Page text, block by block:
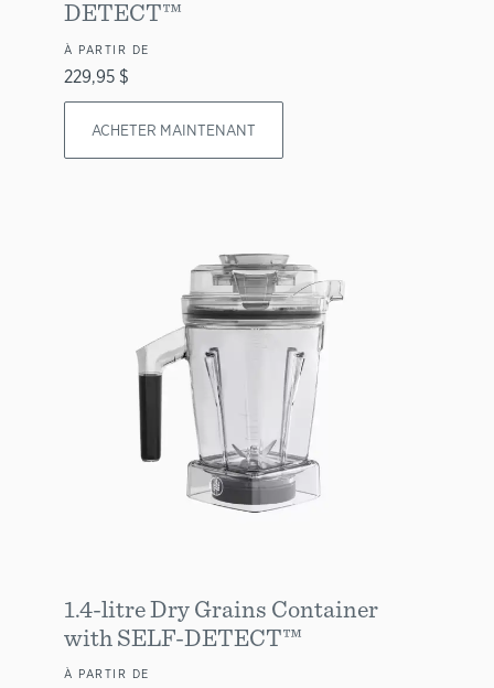
DETECT™
À PARTIR DE
229,95 $
ACHETER MAINTENANT
1.4-litre Dry Grains Container
with SELF-DETECT™
À PARTIR DE